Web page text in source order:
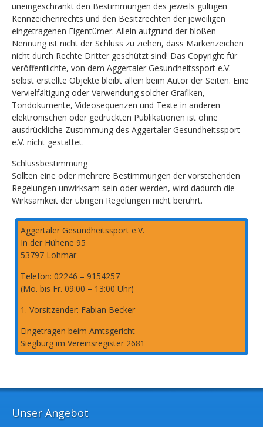
uneingeschränkt den Bestimmungen des jeweils gültigen
Kennzeichenrechts und den Besitzrechten der jeweiligen
eingetragenen Eigentümer. Allein aufgrund der bloßen
Nennung ist nicht der Schluss zu ziehen, dass Markenzeichen
nicht durch Rechte Dritter geschützt sind! Das Copyright für
veröffentlichte, von dem Aggertaler Gesundheitssport e.V.
selbst erstellte Objekte bleibt allein beim Autor der Seiten. Eine
Vervielfältigung oder Verwendung solcher Grafiken,
Tondokumente, Videosequenzen und Texte in anderen
elektronischen oder gedruckten Publikationen ist ohne
ausdrückliche Zustimmung des Aggertaler Gesundheitssport
e.V. nicht gestattet.
Schlussbestimmung
Sollten eine oder mehrere Bestimmungen der vorstehenden
Regelungen unwirksam sein oder werden, wird dadurch die
Wirksamkeit der übrigen Regelungen nicht berührt.
Aggertaler Gesundheitssport e.V.
In der Hühene 95
53797 Lohmar
Telefon: 02246 – 9154257
(Mo. bis Fr. 09:00 – 13:00 Uhr)
1. Vorsitzender: Fabian Becker
Eingetragen beim Amtsgericht
Siegburg im Vereinsregister 2681
Unser Angebot